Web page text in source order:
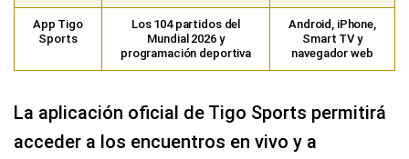
App Tigo
Sports
Los 104 partidos del
Mundial 2026 y
programación deportiva
Android, iPhone,
Smart TV y
navegador web
La aplicación oficial de Tigo Sports permitirá
acceder a los encuentros en vivo y a